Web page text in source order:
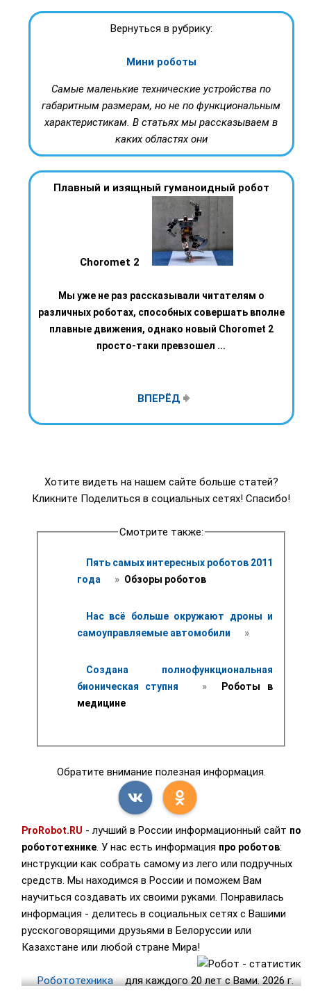
Вернуться в рубрику:
Мини роботы
Самые маленькие технические устройства по
габаритным размерам, но не по функциональным
характеристикам. В статьях мы рассказываем в
каких областях они
Плавный и изящный гуманоидный робот
Choromet 2
Мы уже не раз рассказывали читателям о
различных роботах, способных совершать вполне
плавные движения, однако новый Choromet 2
просто-таки превзошел ...
ВПЕРЁД
Хотите видеть на нашем сайте больше статей?
Кликните Поделиться в социальных сетях! Спасибо!
Смотрите также:
Пять самых интересных роботов 2011
года
» Обзоры роботов
Нас всё больше окружают дроны и
самоуправляемые автомобили
»
Создана полнофункциональная
бионическая ступня
»
Роботы в
медицине
Обратите внимание полезная информация.
ProRobot.RU - лучший в России информационный сайт по
робототехнике. У нас есть информация про роботов:
инструкции как собрать самому из лего или подручных
средств. Мы находимся в России и поможем Вам
научиться создавать их своими руками. Понравилась
информация - делитесь в социальных сетях с Вашими
русскоговорящими друзьями в Белоруссии или
Казахстане или любой стране Мира!
Робототехника для каждого 20 лет с Вами. 2026 г.